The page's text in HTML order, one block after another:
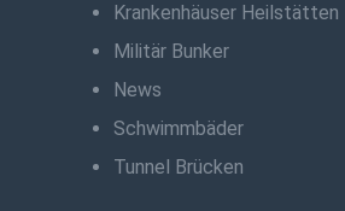
Krankenhäuser Heilstätten
Militär Bunker
News
Schwimmbäder
Tunnel Brücken